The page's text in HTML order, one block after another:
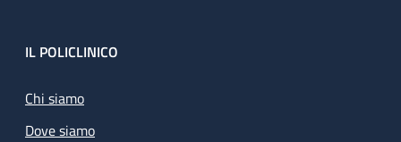
Footer
IL POLICLINICO
Chi siamo
Dove siamo